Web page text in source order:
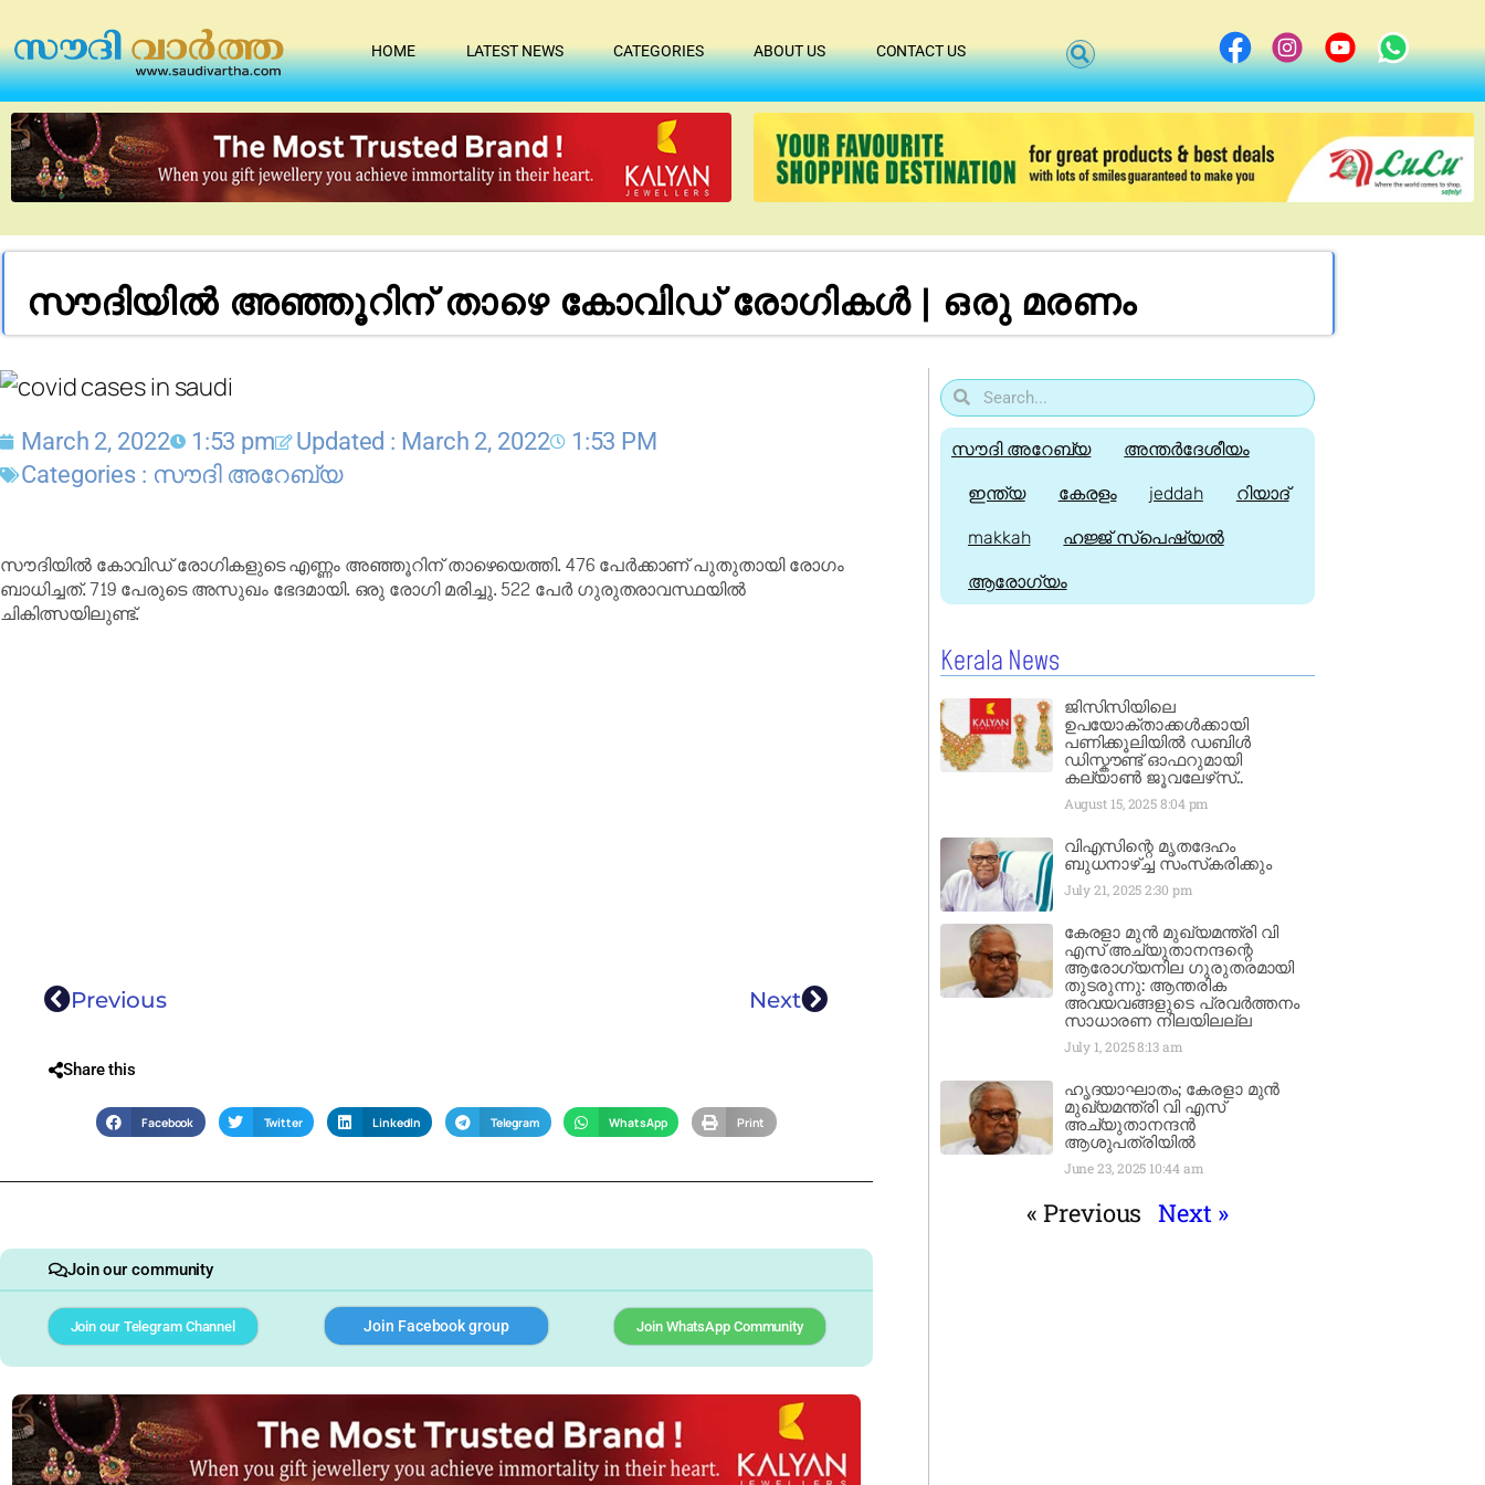
HOME LATEST NEWS CATEGORIES ABOUT US CONTACT US
സൗദിയിൽ അഞ്ഞൂറിന് താഴെ കോവിഡ് രോഗികൾ | ഒരു മരണം
March 2, 2022 1:53 pm Updated : March 2, 2022
1:53 PM
Categories : സൗദി അറേബ്യ
സൗദിയിൽ കോവിഡ് രോഗികളുടെ എണ്ണം അഞ്ഞൂറിന് താഴെയെത്തി. 476 പേർക്കാണ് പുതുതായി രോഗം
ബാധിച്ചത്. 719 പേരുടെ അസുഖം ഭേദമായി. ഒരു രോഗി മരിച്ചു. 522 പേർ ഗുരുതരാവസ്ഥയിൽ
ചികിത്സയിലുണ്ട്.
Previous Next
Share this
Facebook Twitter LinkedIn Telegram WhatsApp Print
Join our community
Join our Telegram Channel Join Facebook group Join WhatsApp Community
സൗദി അറേബ്യ അന്തർദേശീയം
ഇന്ത്യ കേരളം jeddah റിയാദ്
makkah ഹജ്ജ്‌ സ്പെഷ്യൽ
ആരോഗ്യം
Kerala News
ജിസിസിയിലെ
ഉപയോക്താക്കൾക്കായി
പണിക്കൂലിയിൽ ഡബിൾ
ഡിസ്കൗണ്ട് ഓഫറുമായി
കല്യാൺ ജൂവലേഴ്‌സ്..
August 15, 20258:04 pm
വിഎസിന്റെ മൃതദേഹം
ബുധനാഴ്ച്ച സംസ്‌കരിക്കും
July 21, 20252:30 pm
കേരളാ മുൻ മുഖ്യമന്ത്രി വി
എസ് അച്യുതാനന്ദന്റെ
ആരോഗ്യനില ഗുരുതരമായി
തുടരുന്നു: ആന്തരിക
അവയവങ്ങളുടെ പ്രവർത്തനം
സാധാരണ നിലയിലല്ല
July 1, 20258:13 am
ഹൃദയാഘാതം; കേരളാ മുൻ
മുഖ്യമന്ത്രി വി എസ്
അച്യുതാനന്ദൻ
ആശുപത്രിയിൽ
June 23, 2025 10:44 am
« Previous Next »